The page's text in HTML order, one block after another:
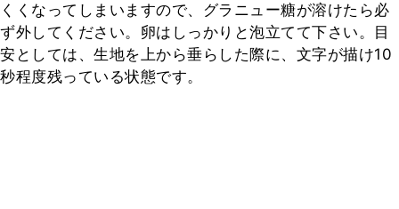
くくなってしまいますので、グラニュー糖が溶けたら必
ず外してください。卵はしっかりと泡立てて下さい。目
安としては、生地を上から垂らした際に、文字が描け10
秒程度残っている状態です。